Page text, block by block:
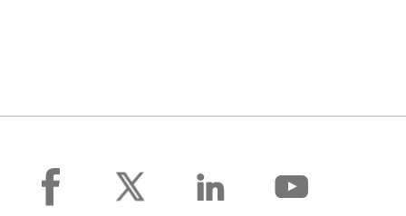
facebook